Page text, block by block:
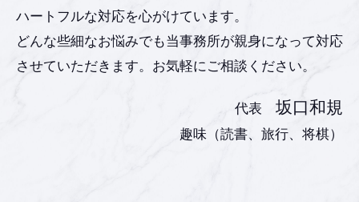
ハートフルな対応を心がけています。
どんな些細なお悩みでも当事務所が親身になって対応
させていただきます。お気軽にご相談ください。
代表坂口和規
趣味（読書、旅行、将棋）